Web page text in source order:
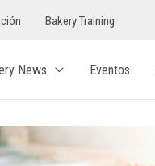
Bakery Training
News Eventos